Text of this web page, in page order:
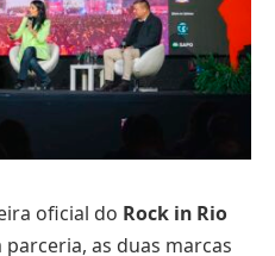
oficial do Rock in Rio
as duas marcas